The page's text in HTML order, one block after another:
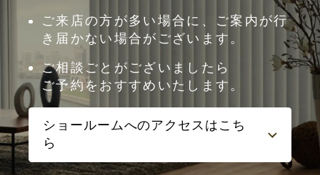
ご来店の方が多い場合に、ご案内が行
き届かない場合がございます。
ご相談ごとがございましたら
ご予約をおすすめいたします。
ショールームへのアクセスはこち
ら